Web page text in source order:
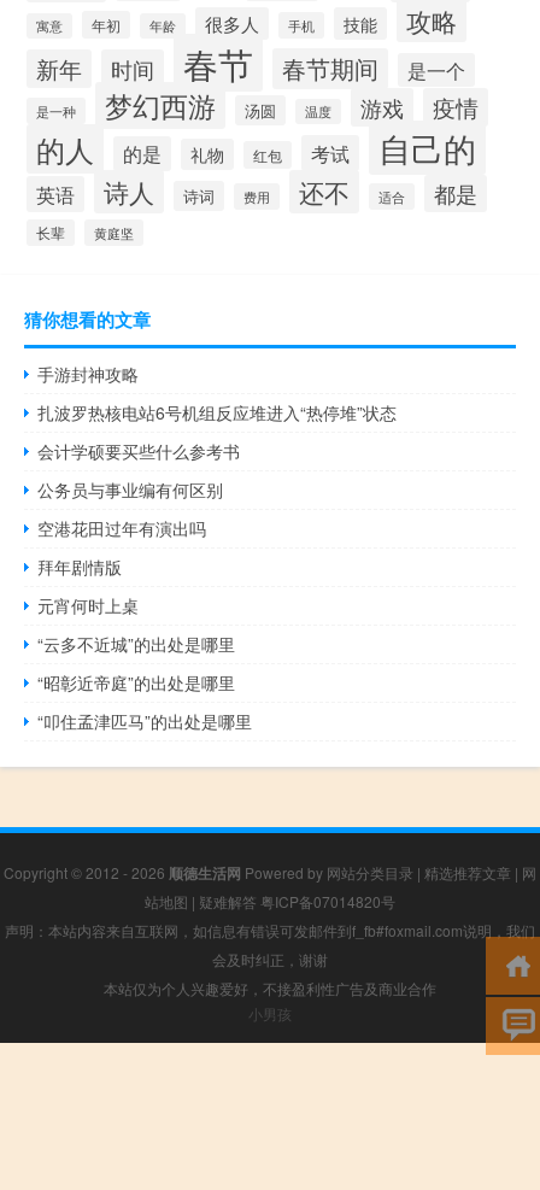
寓意 年初 年龄 很多人 手机 技能 攻略
新年 时间 春节 春节期间 是一个
是一种 梦幻西游 汤圆 温度 游戏 疫情
的人 的是 礼物 红包 考试 自己的
英语 诗人 诗词 费用 还不 适合 都是
长辈 黄庭坚
猜你想看的文章
手游封神攻略
扎波罗热核电站6号机组反应堆进入“热停堆”状态
会计学硕要买些什么参考书
公务员与事业编有何区别
空港花田过年有演出吗
拜年剧情版
元宵何时上桌
“云多不近城”的出处是哪里
“昭彰近帝庭”的出处是哪里
“叩住孟津匹马”的出处是哪里
Copyright © 2012 - 2026 顺德生活网 Powered by 网站分类目录 | 精选推荐文章 | 网
站地图 | 疑难解答 粤ICP备07014820号
声明：本站内容来自互联网，如信息有错误可发邮件到f_fb#foxmail.com说明，我们
会及时纠正，谢谢
本站仅为个人兴趣爱好，不接盈利性广告及商业合作
小男孩